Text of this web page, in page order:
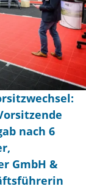
nach 6
GmbH &